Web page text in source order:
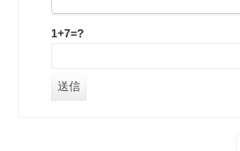
1+7=?